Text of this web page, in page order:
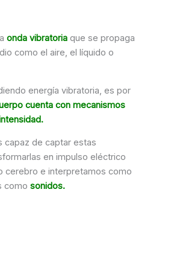
onda vibratoria que se propaga
como el aire, el líquido o
energía vibratoria, es por
cuenta con mecanismos
capaz de captar estas
en impulso eléctrico
cerebro e interpretamos como
como sonidos.